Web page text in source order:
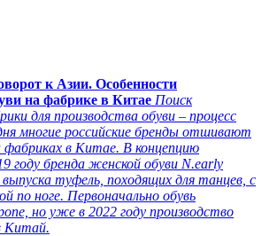
к Азии. Особенности
на фабрике в Китае Поиск
для производства обуви – процесс
многие российские бренды отшивают
фабриках в Китае. В концепцию
году бренда женской обуви N.early
выпуска туфель, походящих для танцев, с
по ноге. Первоначально обувь
но уже в 2022 году производство
Китай.